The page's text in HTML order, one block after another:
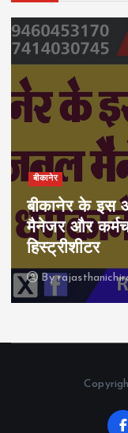
बीकानेर
बीकानेर के इस
मैनेजर और
हिस्ट्रीशीटर
By